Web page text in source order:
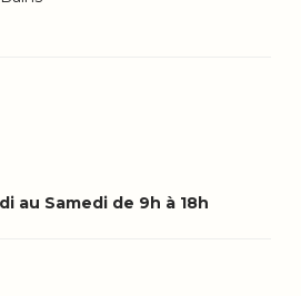
au Samedi de 9h à 18h